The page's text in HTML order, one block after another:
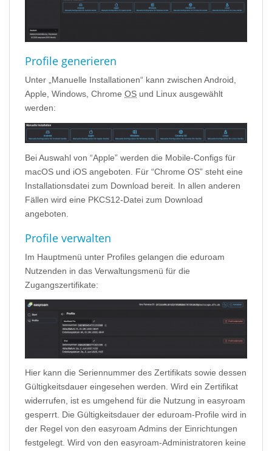
Profile generieren
Unter „Manuelle Installationen“ kann zwischen Android,
Apple, Windows, Chrome OS und Linux ausgewählt
werden:
Bei Auswahl von “Apple” werden die Mobile-Configs für
macOS und iOS angeboten. Für “Chrome OS” steht eine
Installationsdatei zum Download bereit. In allen anderen
Fällen wird eine PKCS12-Datei zum Download
angeboten.
Profile verwalten
Im Hauptmenü unter Profiles gelangen die eduroam
Nutzenden in das Verwaltungsmenü für die
Zugangszertifikate:
Hier kann die Seriennummer des Zertifikats sowie dessen
Gültigkeitsdauer eingesehen werden. Wird ein Zertifikat
widerrufen, ist es umgehend für die Nutzung in easyroam
gesperrt. Die Gültigkeitsdauer der eduroam-Profile wird in
der Regel von den easyroam Admins der Einrichtungen
festgelegt. Wird von den easyroam-Administratoren keine